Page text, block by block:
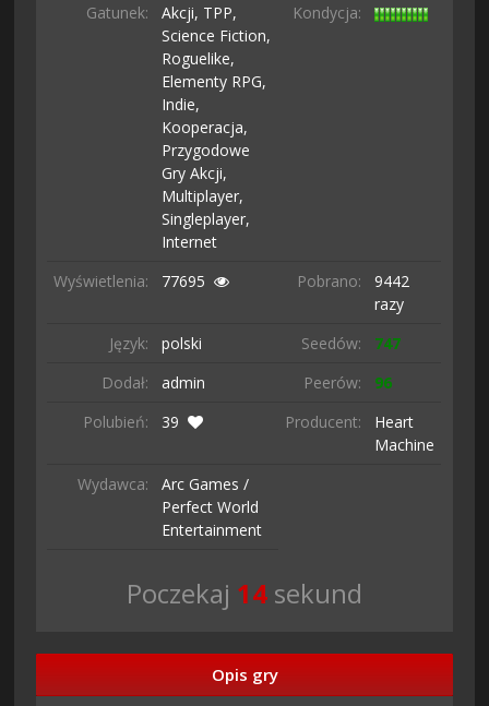
Gatunek: Akcji, TPP,
Science Fiction,
Roguelike,
Elementy RPG,
Indie,
Kooperacja,
Przygodowe
Gry Akcji,
Multiplayer,
Singleplayer,
Internet
Kondycja:
Wyświetlenia: 77695 Pobrano:
9442
razy
Język:
polski Seedów:
747
Dodał:
admin Peerów:
96
Polubień:
39 Producent:
Heart
Machine
Wydawca:
Arc Games /
Perfect World
Entertainment
Poczekaj 13 sekund
Opis gry